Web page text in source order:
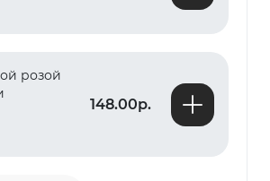
розой
148.00р.